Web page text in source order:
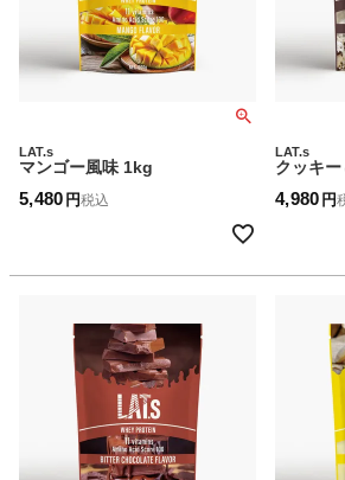
LAT.s
マンゴー風味 1kg
5,480 税込
LAT.s
クッキ
4,980